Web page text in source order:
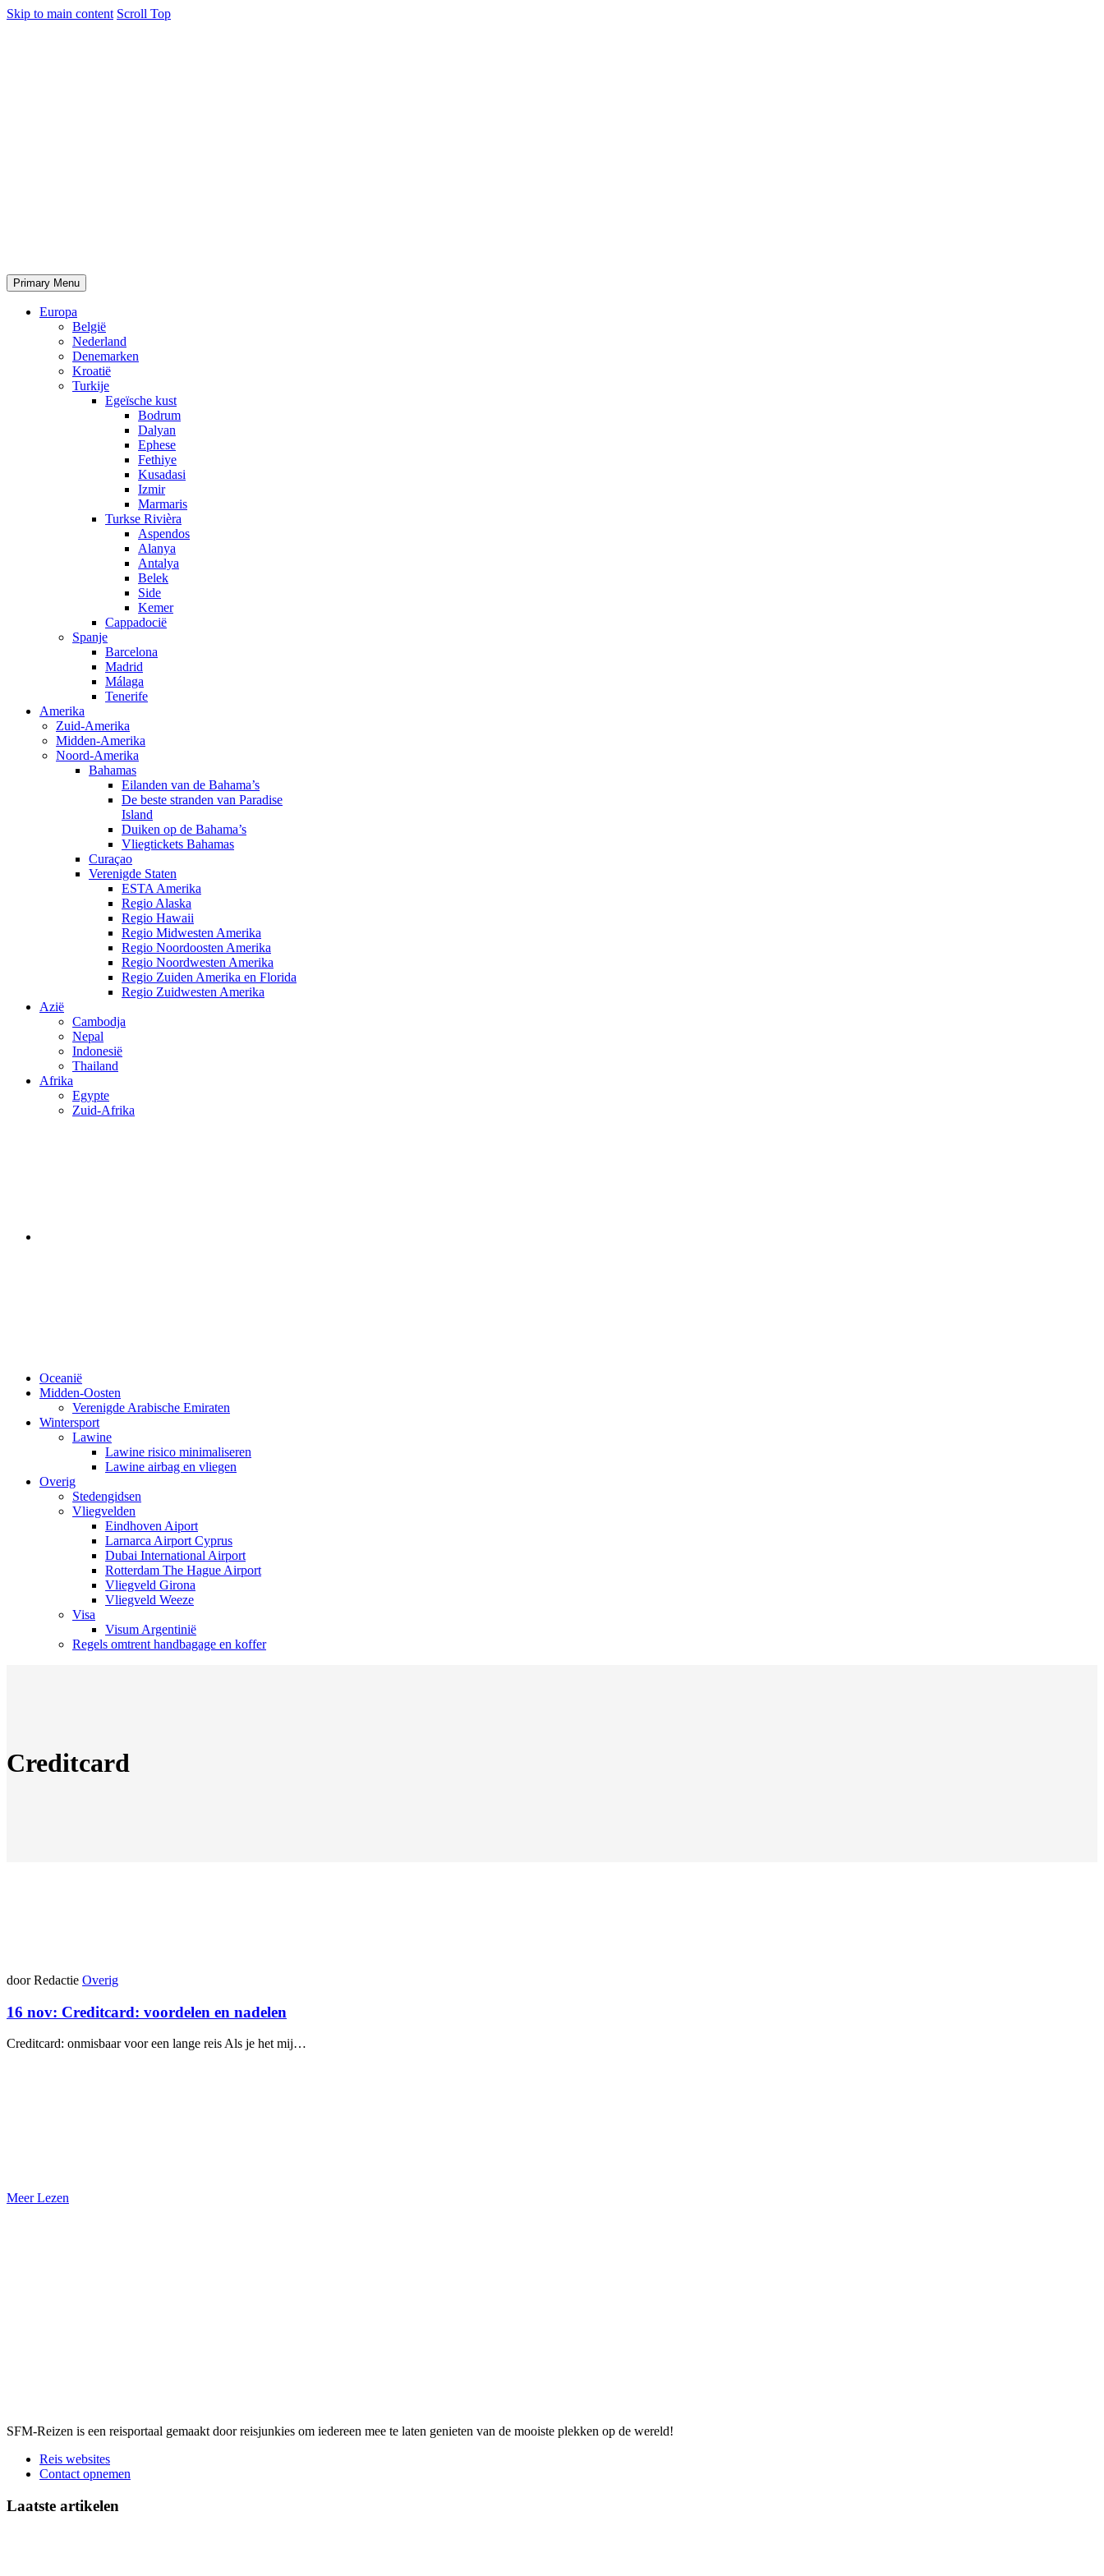
Skip to main content Scroll Top
Primary Menu
Europa
België
Nederland
Denemarken
Kroatië
Turkije
Egeïsche kust
Bodrum
Dalyan
Ephese
Fethiye
Kusadasi
Izmir
Marmaris
Turkse Rivièra
Aspendos
Alanya
Antalya
Belek
Side
Kemer
Cappadocië
Spanje
Barcelona
Madrid
Málaga
Tenerife
Amerika
Zuid-Amerika
Midden-Amerika
Noord-Amerika
Bahamas
Eilanden van de Bahama’s
De beste stranden van Paradise
Island
Duiken op de Bahama’s
Vliegtickets Bahamas
Curaçao
Verenigde Staten
ESTA Amerika
Regio Alaska
Regio Hawaii
Regio Midwesten Amerika
Regio Noordoosten Amerika
Regio Noordwesten Amerika
Regio Zuiden Amerika en Florida
Regio Zuidwesten Amerika
Azië
Cambodja
Nepal
Indonesië
Thailand
Afrika
Egypte
Zuid-Afrika
Oceanië
Midden-Oosten
Verenigde Arabische Emiraten
Wintersport
Lawine
Lawine risico minimaliseren
Lawine airbag en vliegen
Overig
Stedengidsen
Vliegvelden
Eindhoven Aiport
Larnarca Airport Cyprus
Dubai International Airport
Rotterdam The Hague Airport
Vliegveld Girona
Vliegveld Weeze
Visa
Visum Argentinië
Regels omtrent handbagage en koffer
Creditcard
door Redactie Overig
16 nov: Creditcard: voordelen en nadelen
Creditcard: onmisbaar voor een lange reis Als je het mij…
Meer Lezen
SFM-Reizen is een reisportaal gemaakt door reisjunkies om iedereen mee te laten genieten van de mooiste plekken op de wereld!
Reis websites
Contact opnemen
Laatste artikelen